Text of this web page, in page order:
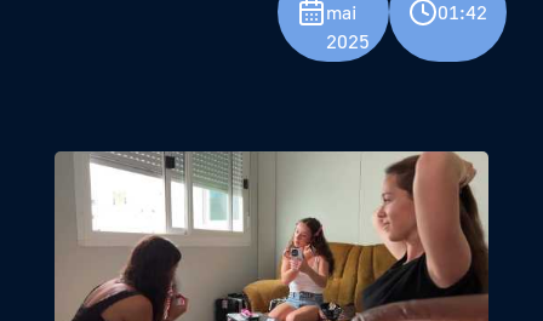
mai
2025
01:42